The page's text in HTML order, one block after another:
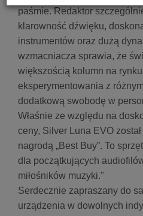
paśmie. Redaktor
klarowność dźwięku,
instrumentów oraz dużą
wzmacniacza sprawia, że
większością kolumn na
eksperymentowania z
dodatkową swobodę w
Właśnie ze względu na
ceny, Silver Luna EVO
nagrodą „Best Buy”. To
dla początkujących
miłośników muzyki."
Serdecznie zapraszany do
urządzenia w dowolnych